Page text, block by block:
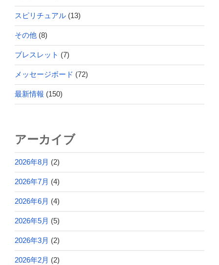
スピリチュアル (13)
その他 (8)
ブレスレット (7)
メッセージボード (72)
最新情報 (150)
アーカイブ
2026年8月 (2)
2026年7月 (4)
2026年6月 (4)
2026年5月 (5)
2026年3月 (2)
2026年2月 (2)